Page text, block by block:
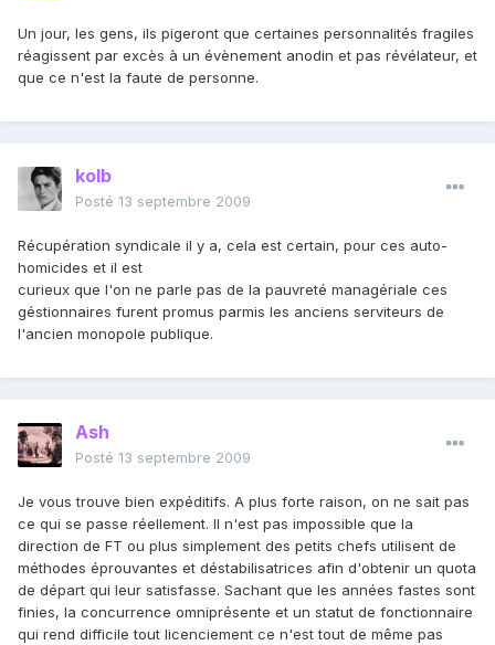
Un jour, les gens, ils pigeront que certaines personnalités fragiles
réagissent par excès à un évènement anodin et pas révélateur, et
que ce n'est la faute de personne.
kolb
Posté 13 septembre 2009
Récupération syndicale il y a, cela est certain, pour ces auto-
homicides et il est
curieux que l'on ne parle pas de la pauvreté managériale ces
géstionnaires furent promus parmis les anciens serviteurs de
l'ancien monopole publique.
Ash
Posté 13 septembre 2009
Je vous trouve bien expéditifs. A plus forte raison, on ne sait pas
ce qui se passe réellement. Il n'est pas impossible que la
direction de FT ou plus simplement des petits chefs utilisent de
méthodes éprouvantes et déstabilisatrices afin d'obtenir un quota
de départ qui leur satisfasse. Sachant que les années fastes sont
finies, la concurrence omniprésente et un statut de fonctionnaire
qui rend difficile tout licenciement ce n'est tout de même pas